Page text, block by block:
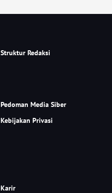
Struktur Redaksi
Pedoman Media Siber
Kebijakan Privasi
Karir